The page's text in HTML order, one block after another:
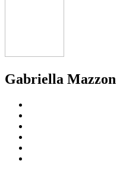
Gabriella Mazzon